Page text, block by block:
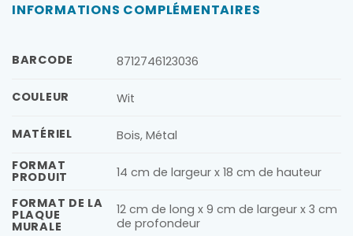
INFORMATIONS COMPLÉMENTAIRES
BARCODE 8712746123036
COULEUR Wit
MATÉRIEL
Bois, Métal
FORMAT
PRODUIT
14 cm de largeur x 18 cm de hauteur
FORMAT DE LA
PLAQUE
MURALE
12 cm de long x 9 cm de largeur x 3 cm
de profondeur